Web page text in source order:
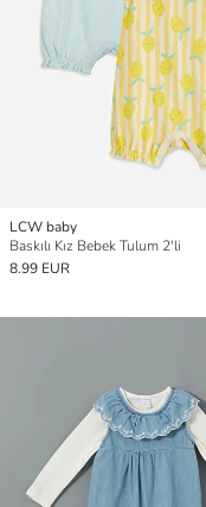
LCW baby
Baskılı Kız Bebek Tulum 2'li
8.99 EUR